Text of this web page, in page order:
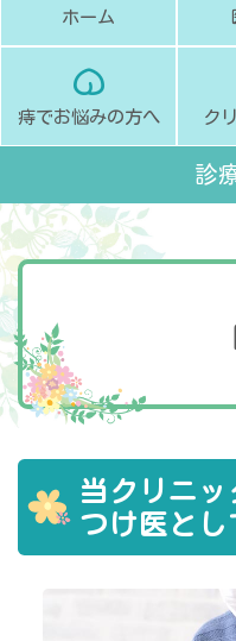
ホーム
痔でお悩みの方へ ク
診
当クリニッ
つけ医とし